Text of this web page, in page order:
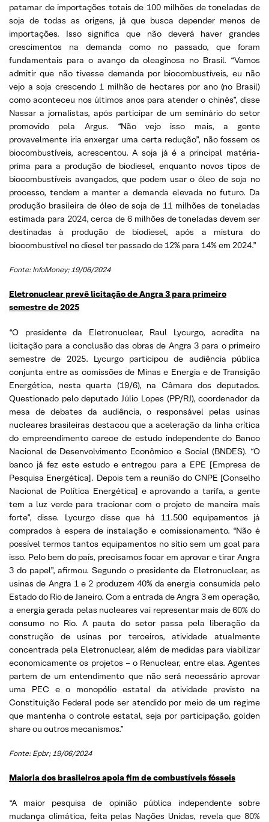
patamar de importações totais de 100 milhões de toneladas de
soja de todas as origens, já que busca depender menos de
importações. Isso significa que não deverá haver grandes
crescimentos na demanda como no passado, que foram
fundamentais para o avanço da oleaginosa no Brasil. “Vamos
admitir que não tivesse demanda por biocombustíveis, eu não
vejo a soja crescendo 1 milhão de hectares por ano (no Brasil)
como aconteceu nos últimos anos para atender o chinês”, disse
Nassar a jornalistas, após participar de um seminário do setor
promovido pela Argus. “Não vejo isso mais, a gente
provavelmente iria enxergar uma certa redução”, não fossem os
biocombustíveis, acrescentou. A soja já é a principal matéria-
prima para a produção de biodiesel, enquanto novos tipos de
biocombustíveis avançados, que podem usar o óleo de soja no
processo, tendem a manter a demanda elevada no futuro. Da
produção brasileira de óleo de soja de 11 milhões de toneladas
estimada para 2024, cerca de 6 milhões de toneladas devem ser
destinadas à produção de biodiesel, após a mistura do
biocombustível no diesel ter passado de 12% para 14% em 2024.”
Fonte: InfoMoney; 19/06/2024
Eletronuclear prevê licitação de Angra 3 para primeiro
semestre de 2025
“O presidente da Eletronuclear, Raul Lycurgo, acredita na
licitação para a conclusão das obras de Angra 3 para o primeiro
semestre de 2025. Lycurgo participou de audiência pública
conjunta entre as comissões de Minas e Energia e de Transição
Energética, nesta quarta (19/6), na Câmara dos deputados.
Questionado pelo deputado Júlio Lopes (PP/RJ), coordenador da
mesa de debates da audiência, o responsável pelas usinas
nucleares brasileiras destacou que a aceleração da linha crítica
do empreendimento carece de estudo independente do Banco
Nacional de Desenvolvimento Econômico e Social (BNDES). “O
banco já fez este estudo e entregou para a EPE [Empresa de
Pesquisa Energética]. Depois tem a reunião do CNPE [Conselho
Nacional de Política Energética] e aprovando a tarifa, a gente
tem a luz verde para tracionar com o projeto de maneira mais
forte”, disse. Lycurgo disse que há 11.500 equipamentos já
comprados à espera de instalação e comissionamento. “Não é
possível termos tantos equipamentos no sítio sem um goal para
isso. Pelo bem do país, precisamos focar em aprovar e tirar Angra
3 do papel”, afirmou. Segundo o presidente da Eletronuclear, as
usinas de Angra 1 e 2 produzem 40% da energia consumida pelo
Estado do Rio de Janeiro. Com a entrada de Angra 3 em operação,
a energia gerada pelas nucleares vai representar mais de 60% do
consumo no Rio. A pauta do setor passa pela liberação da
construção de usinas por terceiros, atividade atualmente
concentrada pela Eletronuclear, além de medidas para viabilizar
economicamente os projetos – o Renuclear, entre elas. Agentes
partem de um entendimento que não será necessário aprovar
uma PEC e o monopólio estatal da atividade previsto na
Constituição Federal pode ser atendido por meio de um regime
que mantenha o controle estatal, seja por participação, golden
share ou outros mecanismos.”
Fonte: Epbr; 19/06/2024
Maioria dos brasileiros apoia fim de combustíveis fósseis
“A maior pesquisa de opinião pública independente sobre
mudança climática, feita pelas Nações Unidas, revela que 80%